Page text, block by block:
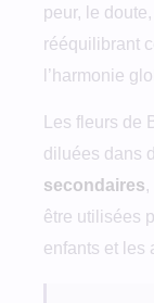
peur, le
rééquilibrant
l’harmonie
Les fleurs de
diluées dans
secondaires
être utilisées
enfants et les